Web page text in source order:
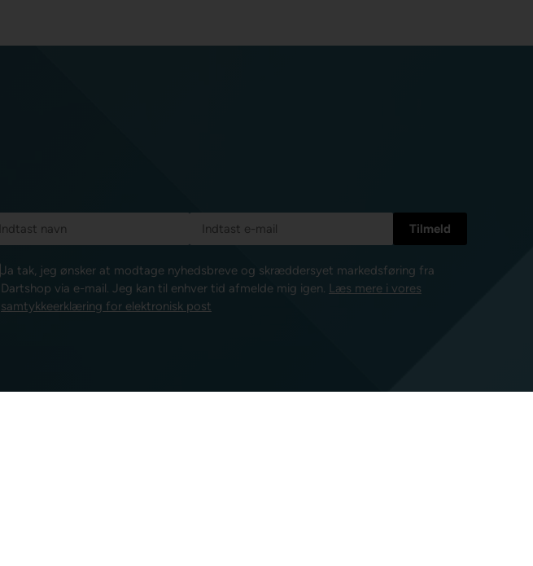
Ja tak, jeg ønsker at modtage nyhedsbreve og skræddersyet markedsføring fra
Dartshop via e-mail. Jeg kan til enhver tid afmelde mig igen. Læs mere i vores
samtykkeerklæring for elektronisk post